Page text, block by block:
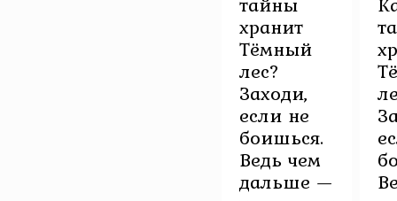
хранит
Тёмный
лес?
Заходи,
если не
боишься.
Ведь чем
дальше —